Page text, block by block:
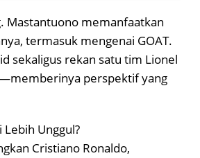
Mastantuono memanfaatkan
termasuk mengenai GOAT.
sekaligus rekan satu tim Lionel
perspektif yang
Unggul?
Cristiano Ronaldo,